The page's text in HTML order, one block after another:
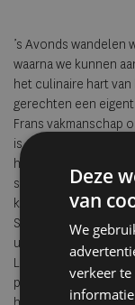
’s Avonds wandelen
waarna we kunnen
het culinaire hart
gerechten een
Frans vakmanschap
is een subtiele
historie. Geen
sfeer ontspannen en
kasteel. Elke ruimte
Spieghelzaal tot de
uitzicht op het park
Louise, de glazen
plek voor wie wil
Deze
van
We
verkeer